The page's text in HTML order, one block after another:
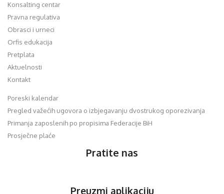
Konsalting centar
Pravna regulativa
Obrasci i urneci
Orfis edukacija
Pretplata
Aktuelnosti
Kontakt
Poreski kalendar
Pregled važećih ugovora o izbjegavanju dvostrukog oporezivanja
Primanja zaposlenih po propisima Federacije BiH
Prosječne plaće
Pratite nas
Preuzmi aplikaciju